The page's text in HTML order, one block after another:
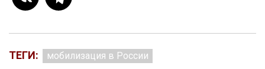
ТЕГИ: мобилизация в России